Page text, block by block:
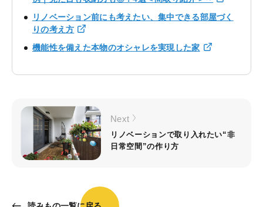
リノベーション前にも考えたい、集中できる部屋づく
りの考え方
機能性を備えた本物のオシャレを実現した家
Next
リノベーションで取り入れたい“非
日常空間”の作り方